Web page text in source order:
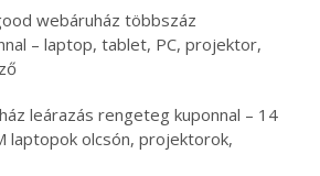
webáruház többszáz
– laptop, tablet, PC, projektor,
leárazás rengeteg kuponnal – 14
laptopok olcsón, projektorok,